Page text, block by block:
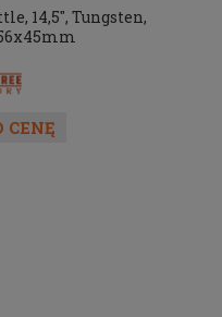
14,5", Tungsten,
CENĘ